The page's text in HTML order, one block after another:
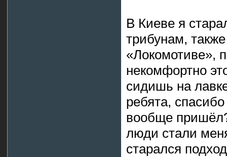
В Киеве я
трибунам,
«Локомотиве»,
некомфортно
сидишь на
ребята,
вообще
люди стали
старался